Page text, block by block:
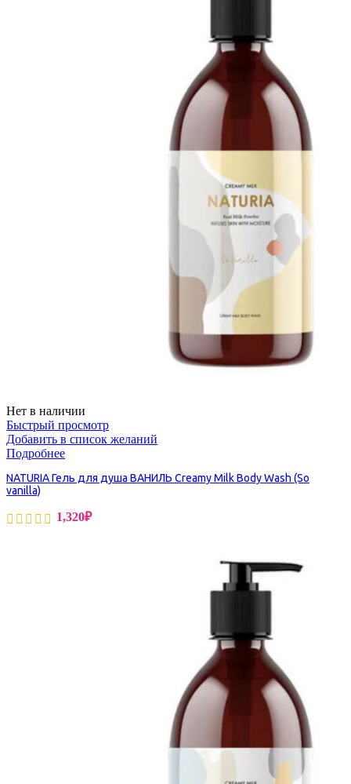
Нет в наличии
Быстрый просмотр
Добавить в список желаний
Подробнее
NATURIA Гель для душа ВАНИЛЬ Creamy Milk Body Wash (So
vanilla)
1,320₽